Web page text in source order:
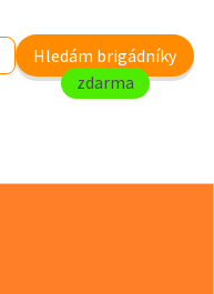
Hledám brigádníky
zdarma